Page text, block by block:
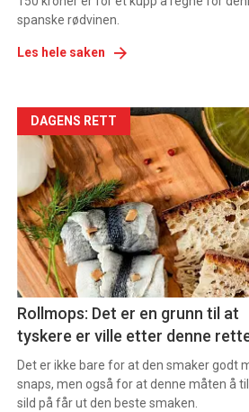
rett
2
spanske rødvinen.
Les hele saken
Artikler
detail
-
section
11
Ukens
vin
DAGENS RETT
Rollmops: Det er en grunn til at
tyskere er ville etter denne
Det er ikke bare for at den smaker godt
snaps, men også for at denne måten å
sild på får ut den beste smaken.